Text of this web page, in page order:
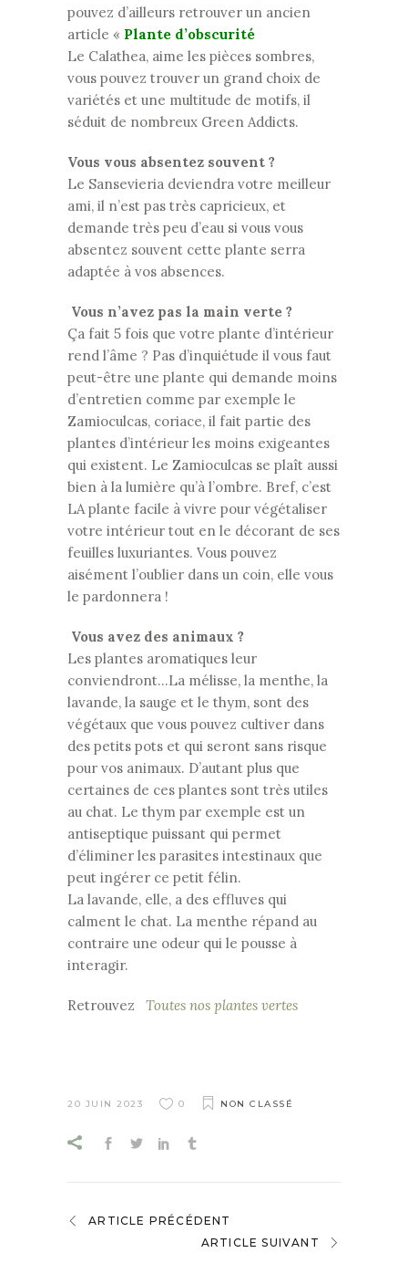
pouvez d’ailleurs retrouver un ancien
article « Plante d’obscurité
Le Calathea, aime les pièces sombres,
vous pouvez trouver un grand choix de
variétés et une multitude de motifs, il
séduit de nombreux Green Addicts.
Vous vous absentez souvent ?
Le Sansevieria deviendra votre meilleur
ami, il n’est pas très capricieux, et
demande très peu d’eau si vous vous
absentez souvent cette plante serra
adaptée à vos absences.
Vous n’avez pas la main verte ?
Ça fait 5 fois que votre plante d’intérieur
rend l’âme ? Pas d’inquiétude il vous faut
peut-être une plante qui demande moins
d’entretien comme par exemple le
Zamioculcas, coriace, il fait partie des
plantes d’intérieur les moins exigeantes
qui existent. Le Zamioculcas se plaît aussi
bien à la lumière qu’à l’ombre. Bref, c’est
LA plante facile à vivre pour végétaliser
votre intérieur tout en le décorant de ses
feuilles luxuriantes. Vous pouvez
aisément l’oublier dans un coin, elle vous
le pardonnera !
Vous avez des animaux ?
Les plantes aromatiques leur
conviendront…La mélisse, la menthe, la
lavande, la sauge et le thym, sont des
végétaux que vous pouvez cultiver dans
des petits pots et qui seront sans risque
pour vos animaux. D’autant plus que
certaines de ces plantes sont très utiles
au chat. Le thym par exemple est un
antiseptique puissant qui permet
d’éliminer les parasites intestinaux que
peut ingérer ce petit félin.
La lavande, elle, a des effluves qui
calment le chat. La menthe répand au
contraire une odeur qui le pousse à
interagir.
Retrouvez Toutes nos plantes vertes
20 JUIN 2023 0 NON CLASSÉ
ARTICLE PRÉCÉDENT
ARTICLE SUIVANT